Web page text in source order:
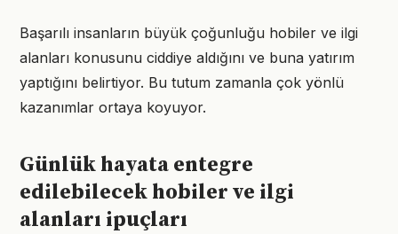
Başarılı insanların büyük çoğunluğu hobiler ve ilgi
alanları konusunu ciddiye aldığını ve buna yatırım
yaptığını belirtiyor. Bu tutum zamanla çok yönlü
kazanımlar ortaya koyuyor.
Günlük hayata entegre
edilebilecek hobiler ve ilgi
alanları ipuçları